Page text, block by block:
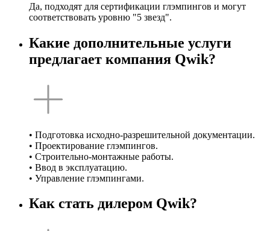
Да, подходят для сертификации глэмпингов и могут
соответствовать уровню "5 звезд".
Какие дополнительные услуги
предлагает компания Qwik?
• Подготовка исходно-разрешительной документации.
• Проектирование глэмпингов.
• Строительно-монтажные работы.
• Ввод в эксплуатацию.
• Управление глэмпингами.
Как стать дилером Qwik?